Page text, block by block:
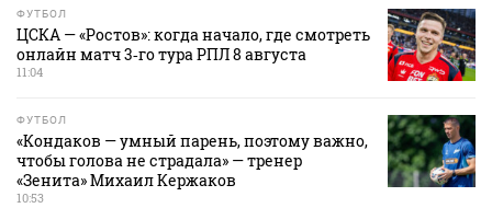
ФУТБОЛ
ЦСКА — «Ростов»: когда начало, где смотреть
онлайн матч 3‑го тура РПЛ 8 августа
11:04
ФУТБОЛ
«Кондаков — умный парень, поэтому важно,
чтобы голова не страдала» — тренер
«Зенита» Михаил Кержаков
10:53